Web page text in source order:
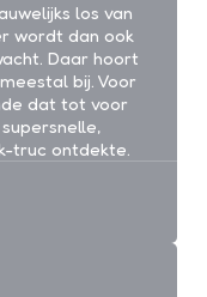
los van
wordt dan ook
Daar hoort
bij. Voor
dat tot voor
truc ontdekte.